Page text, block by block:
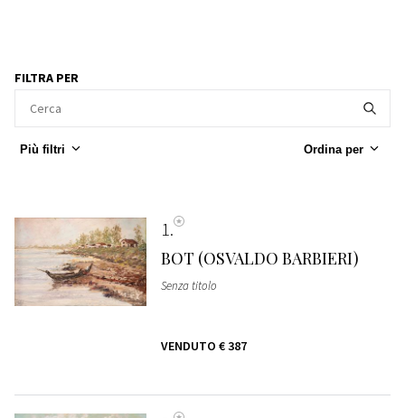
FILTRA PER
Più filtri Ordina per
1
BOT (OSVALDO BARBIERI)
Senza titolo
VENDUTO € 387